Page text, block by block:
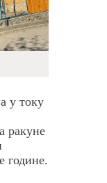
у току
ракуне
године.